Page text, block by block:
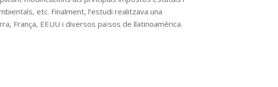
etc. Finalment, l’estudi realitzava una
França, EEUU i diversos països de llatinoamèrica.